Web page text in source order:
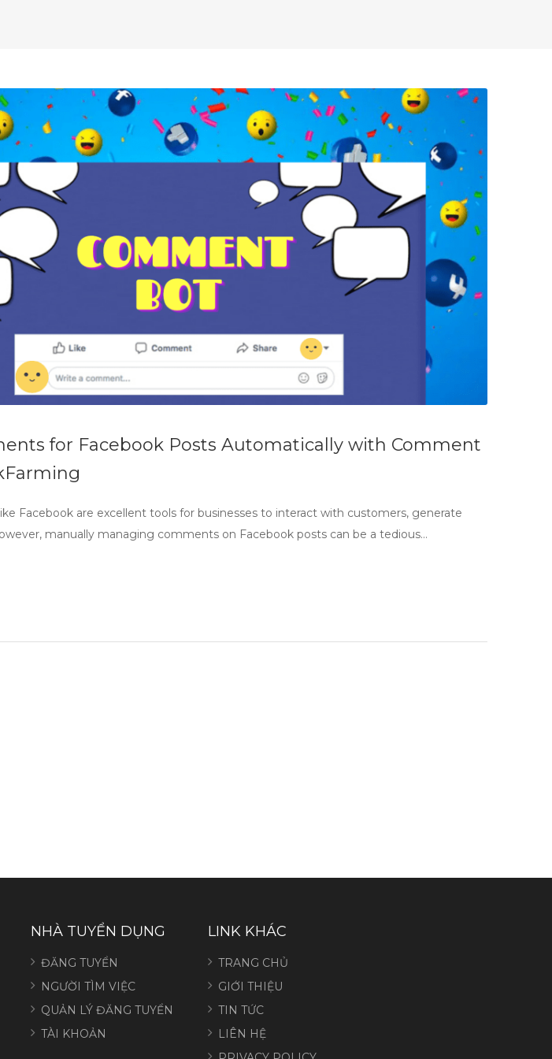
for Facebook Posts Automatically with Comment
Facebook are excellent tools for businesses to interact with customers, generate
manually managing comments on Facebook posts can be a tedious…
NHÀ TUYỂN DỤNG
ĐĂNG TUYỂN
NGƯỜI TÌM VIỆC
QUẢN LÝ ĐĂNG TUYỂN
TÀI KHOẢN
LINK KHÁC
TRANG CHỦ
GIỚI THIỆU
TIN TỨC
LIÊN HỆ